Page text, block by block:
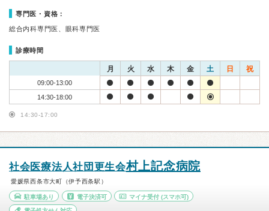
専門医・資格：
総合内科専門医、眼科専門医
診療時間
月 火 水 木 金 土 日 祝
09:00-13:00
14:30-18:00
14:30-17:00
社会医療法人社団更生会村上記念病院
愛媛県西条市大町（伊予西条駅）
駐車場あり 電子決済可 マイナ受付 (スマホ可)